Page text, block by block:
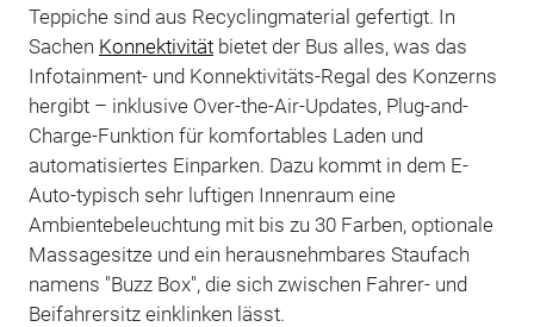
Teppiche sind aus Recyclingmaterial gefertigt. In
Sachen Konnektivitätbietet der Bus alles, was das
Infotainment- und Konnektivitäts-Regal des Konzerns
hergibt – inklusive Over-the-Air-Updates, Plug-and-
Charge-Funktion für komfortables Laden und
automatisiertes Einparken. Dazu kommt in dem E-
Auto-typisch sehr luftigen Innenraum eine
Ambientebeleuchtung mit bis zu 30 Farben, optionale
Massagesitze und ein herausnehmbares Staufach
namens "Buzz Box", die sich zwischen Fahrer- und
Beifahrersitz einklinken lässt.